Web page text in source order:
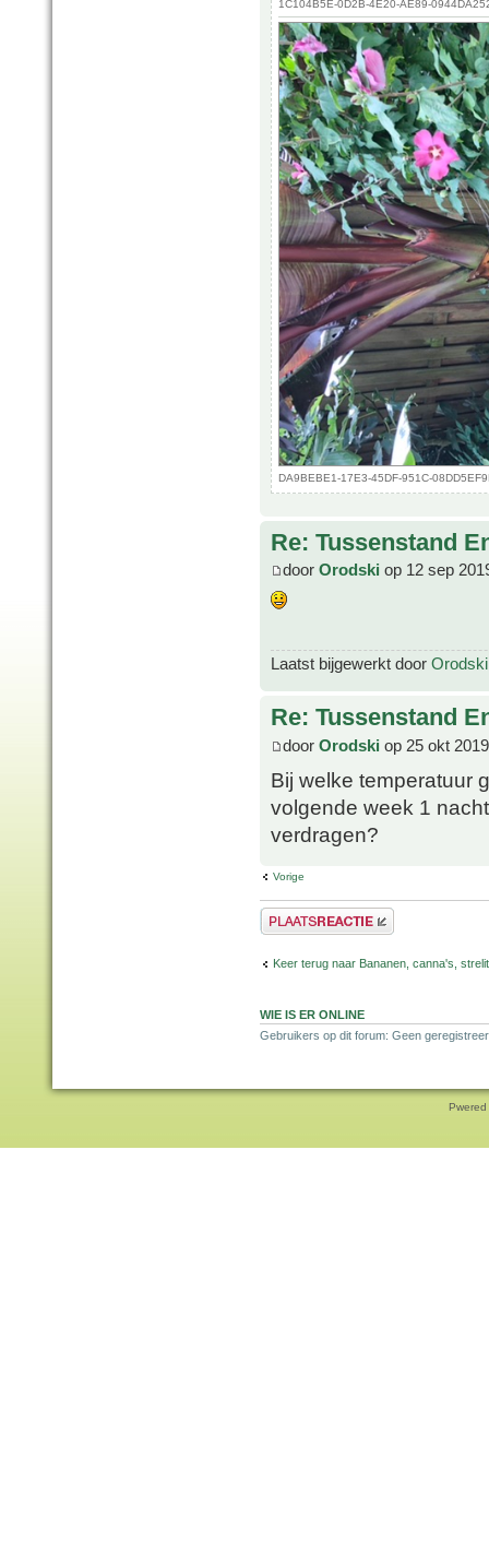
1C104B5E-0D2B-4E20-AE89-
DA9BEBE1-17E3-45DF-951C-
Re: Tussenstand
door Orodski op 12 sep
Laatst bijgewerkt door Orodski
Re: Tussenstand
door Orodski op 25 okt
Bij welke temperatuur
volgende week 1
verdragen?
Vorige
Plaats een reactie
Keer terug naar Bananen, canna's,
WIE IS ER ONLINE
Gebruikers op dit forum: Geen